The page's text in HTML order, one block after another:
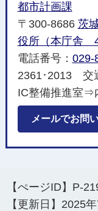
都市計画課
〒300-8686 茨
役所（本庁舎 4
電話番号： 029-
2361･2013 交
IC整備推進室⇒
メールでお問
【ぺージID】 P-
【更新日】 2025